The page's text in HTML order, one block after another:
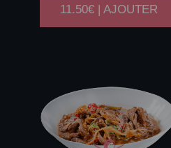
11.50€ | AJOUTER